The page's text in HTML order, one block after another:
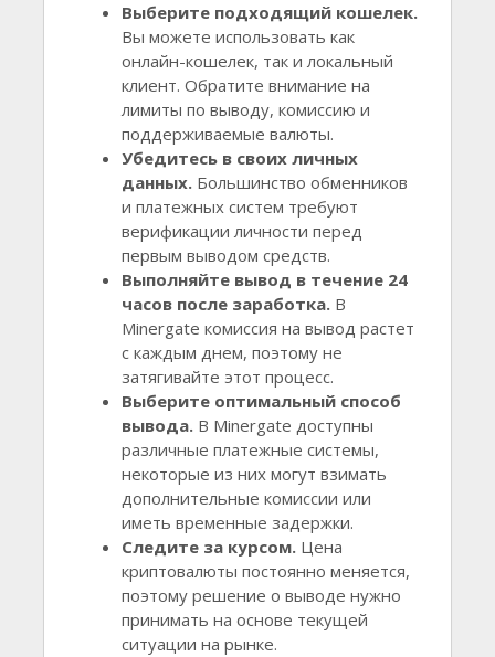
Выберите подходящий кошелек.
Вы можете использовать как
онлайн-кошелек, так и локальный
клиент. Обратите внимание на
лимиты по выводу, комиссию и
поддерживаемые валюты.
Убедитесь в своих личных
данных. Большинство обменников
и платежных систем требуют
верификации личности перед
первым выводом средств.
Выполняйте вывод в течение 24
часов после заработка. В
Minergate комиссия на вывод растет
с каждым днем, поэтому не
затягивайте этот процесс.
Выберите оптимальный способ
вывода. В Minergate доступны
различные платежные системы,
некоторые из них могут взимать
дополнительные комиссии или
иметь временные задержки.
Следите за курсом. Цена
криптовалюты постоянно меняется,
поэтому решение о выводе нужно
принимать на основе текущей
ситуации на рынке.